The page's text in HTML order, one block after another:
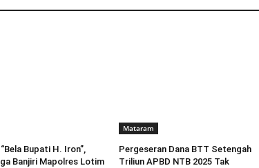
Bupati H. Iron”,
Banjiri Mapolres Lotim
Mataram
Pergeseran Dana BTT Setengah
Triliun APBD NTB 2025 Tak